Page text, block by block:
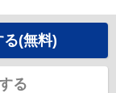
(無料)
る